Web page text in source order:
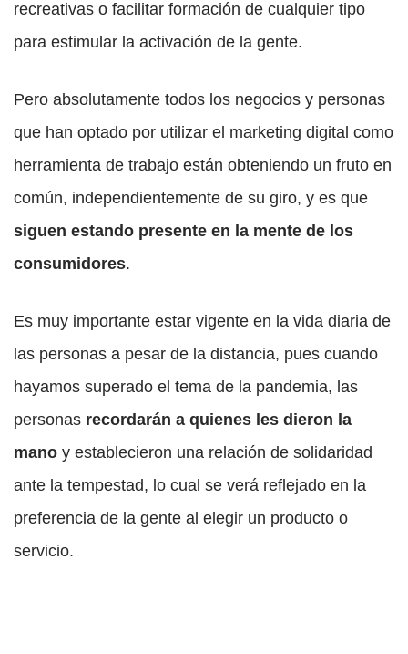
recreativas o facilitar formación de cualquier tipo
para estimular la activación de la gente.
Pero absolutamente todos los negocios y personas
que han optado por utilizar el marketing digital como
herramienta de trabajo están obteniendo un fruto en
común, independientemente de su giro, y es que
siguen estando presente en la mente de los
consumidores.
Es muy importante estar vigente en la vida diaria de
las personas a pesar de la distancia, pues cuando
hayamos superado el tema de la pandemia, las
personas recordarán a quienes les dieron la
mano y establecieron una relación de solidaridad
ante la tempestad, lo cual se verá reflejado en la
preferencia de la gente al elegir un producto o
servicio.